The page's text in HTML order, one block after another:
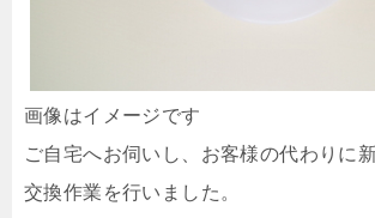
画像はイメージです
ご自宅へお伺いし、お客様の代わりに
交換作業を行いました。